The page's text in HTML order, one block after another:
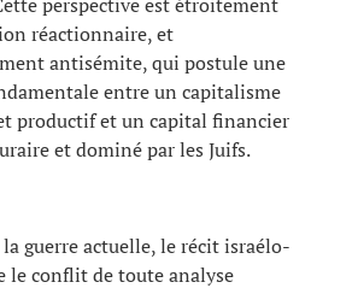
réactionnaire, et
antisémite, qui postule une
entre un capitalisme
productif et un capital financier
et dominé par les Juifs.
la guerre actuelle, le récit israélo-
le conflit de toute analyse